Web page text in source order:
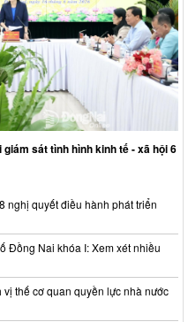
sát tình hình kinh tế - xã hội 6
nghị quyết điều hành phát triển
Đồng Nai khóa I: Xem xét nhiều
thế cơ quan quyền lực nhà nước